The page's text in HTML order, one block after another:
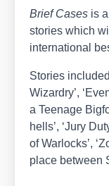
Brief Cases is
sto­ries which
inter­na­tio­nal
Sto­ries
Wizar­dry’,
a Teenage
hells’, ‘Jury
of War­locks’,
place bet­ween